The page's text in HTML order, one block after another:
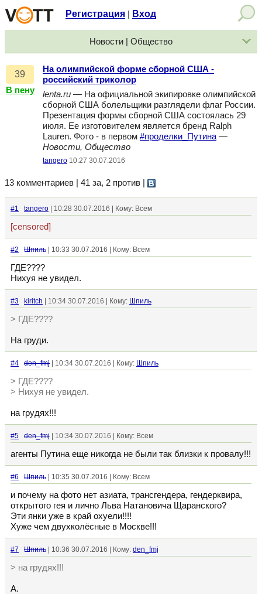
Регистрация Вход
Новости | Общество
39
В пену
На олимпийской форме сборной США -
российский триколор
lenta.ru — На официальной экипировке олимпийской
сборной США болельщики разглядели флаг России.
Презентация формы сборной США состоялась 29
июля. Ее изготовителем является бренд Ralph
Lauren. Фото - в первом #проделки_Путина —
Новости, Общество
tangero 10:27 30.07.2016
13 комментариев | 41 за, 2 против
#1 tangero | 10:28 30.07.2016 | Кому: Всем
[censored]
#2 Шпиль | 10:33 30.07.2016 | Кому: Всем
ГДЕ????
Нихуя не увидел.
#3 kiritch | 10:34 30.07.2016 | Кому: Шпиль
> ГДЕ????
На груди.
#4 den_fmj | 10:34 30.07.2016 | Кому: Шпиль
> ГДЕ????
> Нихуя не увидел.
на грудях!!!
#5 den_fmj | 10:34 30.07.2016 | Кому: Всем
агенты Путина еще никогда не были так близки к провалу!!!
#6 Шпиль | 10:35 30.07.2016 | Кому: Всем
и почему на фото нет азиата, трансгендера, гендерквира,
открытого гея и лично Льва Натановича Щаранского?
Эти янки уже в край охуели!!!!
Хуже чем двухколёсные в Москве!!!
#7 Шпиль | 10:36 30.07.2016 | Кому: den_fmj
> на грудях!!!
А.